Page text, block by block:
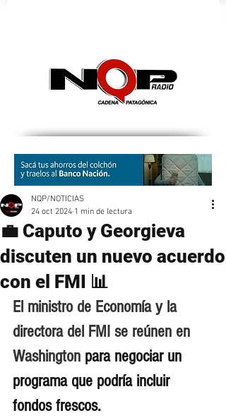
💼 Caputo y Georgieva
discuten un nuevo acuerdo
con el FMI 📊
NQP/NOTICIAS
24 oct 2024 1 min de lectura
El ministro de Economía y la
directora del FMI se reúnen en
Washington para negociar un
programa que podría incluir
fondos frescos.